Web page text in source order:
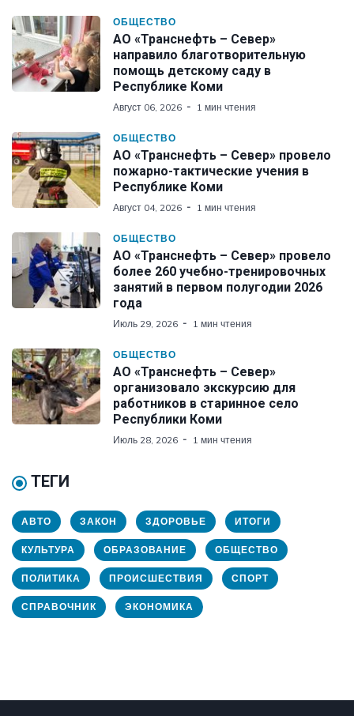
ОБЩЕСТВО
АО «Транснефть – Север»
направило благотворительную
помощь детскому саду в
Республике Коми
Август 06, 2026 1 мин чтения
ОБЩЕСТВО
АО «Транснефть – Север» провело
пожарно-тактические учения в
Республике Коми
Август 04, 2026 1 мин чтения
ОБЩЕСТВО
АО «Транснефть – Север» провело
более 260 учебно-тренировочных
занятий в первом полугодии 2026
года
Июль 29, 2026 1 мин чтения
ОБЩЕСТВО
АО «Транснефть – Север»
организовало экскурсию для
работников в старинное село
Республики Коми
Июль 28, 2026 1 мин чтения
ТЕГИ
АВТО ЗАКОН ЗДОРОВЬЕ ИТОГИ
КУЛЬТУРА ОБРАЗОВАНИЕ ОБЩЕСТВО
ПОЛИТИКА ПРОИСШЕСТВИЯ СПОРТ
СПРАВОЧНИК ЭКОНОМИКА